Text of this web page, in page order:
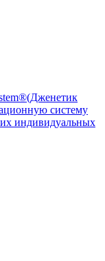
систему
индивидуальных